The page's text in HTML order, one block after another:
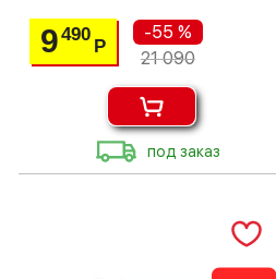
9490
Р
-55 %
21 090
под заказ